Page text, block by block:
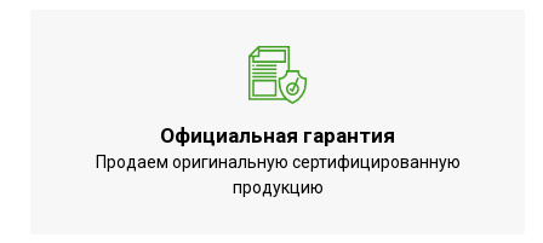
Официальная гарантия
Продаем оригинальную сертифицированную
продукцию